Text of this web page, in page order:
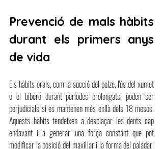
Prevenció de mals hàbits
durant els primers anys
de vida
Els hàbits orals, com la succió del polze, l'ús del xumet
o el biberó durant períodes prolongats, poden ser
perjudicials si es mantenen més enllà dels 18 mesos.
Aquests hàbits tendeixen a desplaçar les dents cap
endavant i a generar una força constant que pot
modificar la posició del maxil·lar i la forma del paladar,